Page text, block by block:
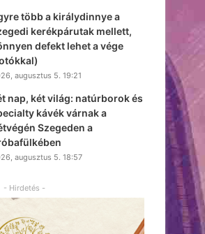
több a királydinnye a
kerékpárutak mellett,
defekt lehet a vége
augusztus 5. 19:21
nap, két világ: natúrborok és
kávék várnak a
Szegeden a
augusztus 5. 18:57
- Hirdetés -